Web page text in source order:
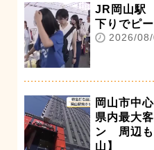
JR岡山駅
下りでピ
2026/
岡山市中
県内最大
ン 周辺も
山】